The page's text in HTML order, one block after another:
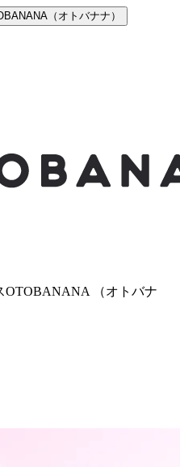
（オトバナナ）
OTOBANANA （オトバナ